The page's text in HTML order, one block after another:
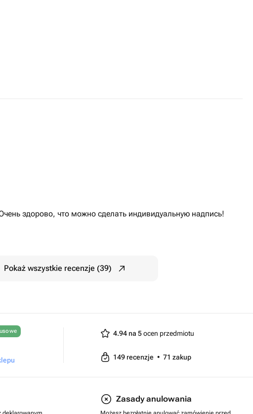
здорово, что можно сделать индивидуальную надпись!
Pokaż wszystkie recenzje (39)
4.94 na 5ocen przedmiotu
149 recenzje • 71 zakup
Zasady anulowania